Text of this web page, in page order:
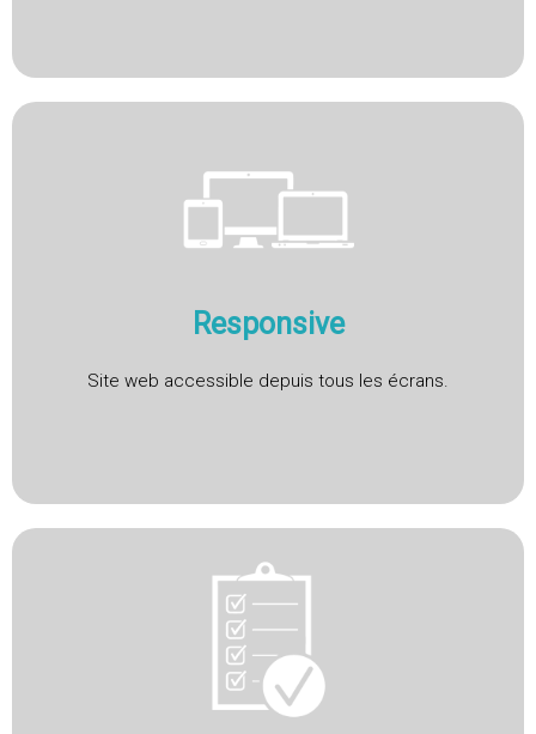
Responsive
Site web accessible depuis tous les écrans.